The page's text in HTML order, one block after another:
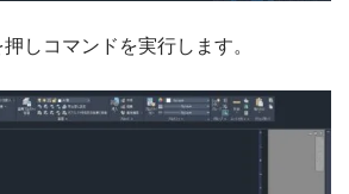
押しコマンドを実行します。